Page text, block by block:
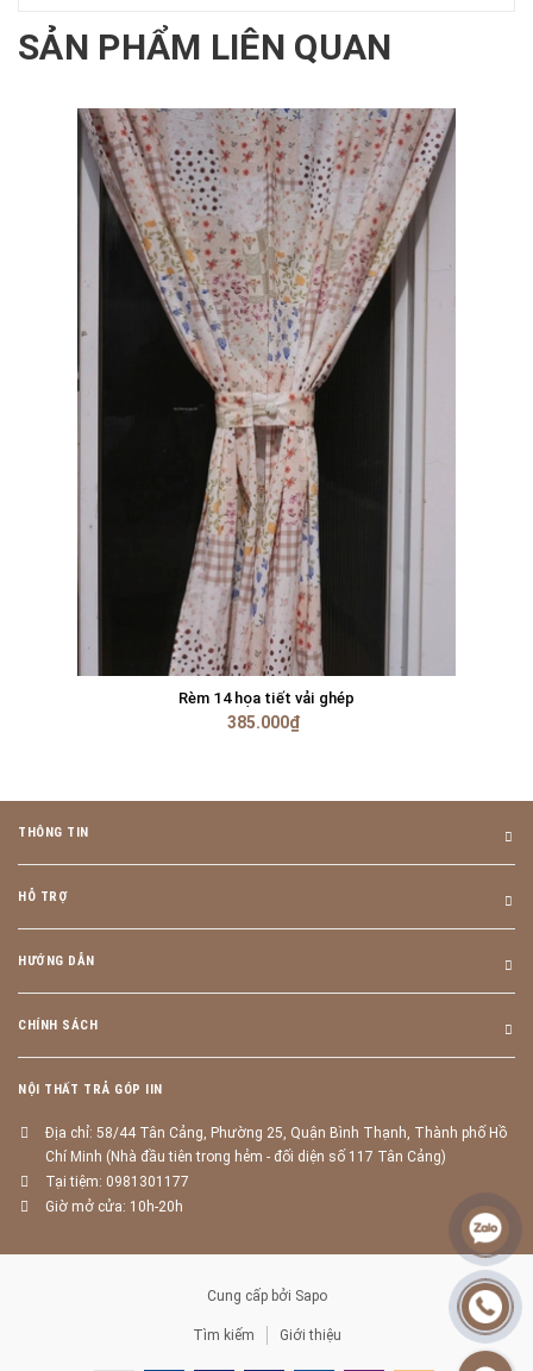
SẢN PHẨM LIÊN QUAN
Rèm 14 họa tiết vải ghép
385.000₫
THÔNG TIN
HỖ TRỢ
HƯỚNG DẪN
CHÍNH SÁCH
NỘI THẤT TRẢ GÓP IIN
Địa chỉ: 58/44 Tân Cảng, Phường 25, Quận Bình Thạnh, Thành phố Hồ
Chí Minh (Nhà đầu tiên trong hẻm - đối diện số 117 Tân Cảng)
Tại tiệm: 0981301177
Giờ mở cửa: 10h-20h
Cung cấp bởi Sapo
Tìm kiếm Giới thiệu